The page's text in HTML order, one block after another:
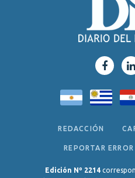
REDACCIÓN
REPORTAR ERROR
Edición Nº 2214